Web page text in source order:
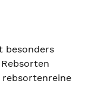
besonders